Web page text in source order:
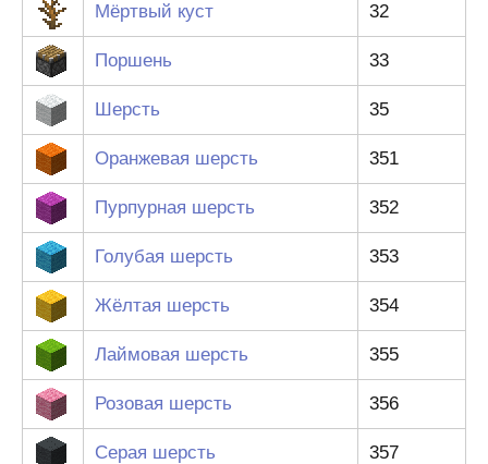
Мёртвый куст 32
Поршень 33
Шерсть 35
Оранжевая шерсть 351
Пурпурная шерсть 352
Голубая шерсть 353
Жёлтая шерсть 354
Лаймовая шерсть 355
Розовая шерсть 356
Серая шерсть 357